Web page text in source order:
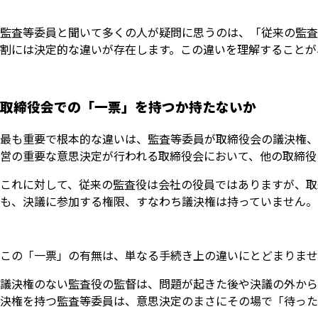
監査等委員と聞いて多くの人が疑問に思うのは、「従来の監
割には決定的な違いが存在します。この違いを理解すること
取締役会での「一票」を持つか持たないか
最も重要で根本的な違いは、監査等委員が取締役会の議決権
営の重要な意思決定が行われる取締役会において、他の取締
これに対して、従来の監査役は会社の役員ではありますが、
も、決議に参加する権限、すなわち議決権は持っていません。
この「一票」の有無は、単なる手続き上の違いにとどまりま
議決権のない監査役の監督は、問題が起きた後や決議の外か
決権を持つ監査等委員は、意思決定のまさにその場で「待っ